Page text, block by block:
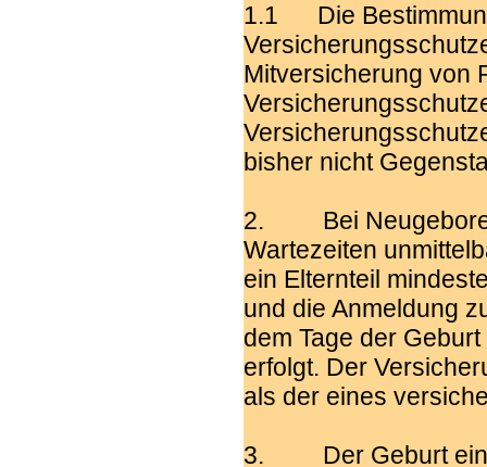
1.1 Die
Mitversicherung von
bisher nicht
2. Bei
Wartezeiten
ein Elternteil
und die Anmeldung
dem Tage der
erfolgt. Der
als der eines
3. Der Geburt